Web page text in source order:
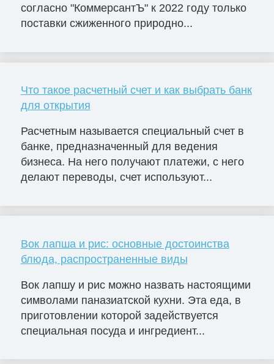
согласно "КоммерсантЪ" к 2022 году только
поставки сжиженного природно...
Что такое расчетный счет и как выбрать банк
для открытия
Расчетным называется специальный счет в
банке, предназначенный для ведения
бизнеса. На него получают платежи, с него
делают переводы, счет используют...
Вок лапша и рис: основные достоинства
блюда, распространенные виды
Вок лапшу и рис можно назвать настоящими
символами паназиатской кухни. Эта еда, в
приготовлении которой задействуется
специальная посуда и ингредиент...